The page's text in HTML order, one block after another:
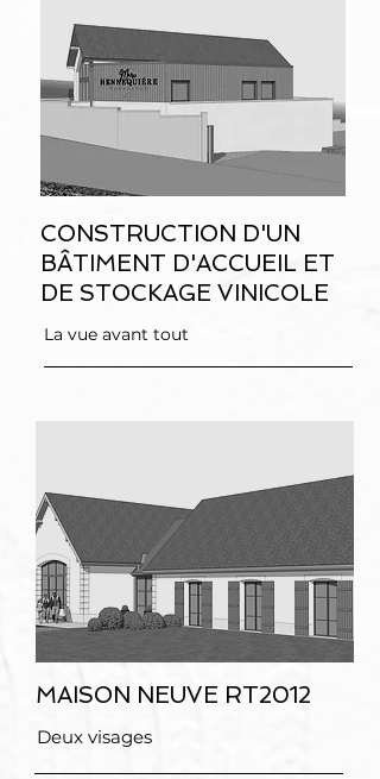
CONSTRUCTION D'UN
BÂTIMENT D'ACCUEIL ET
DE STOCKAGE VINICOLE
La vue avant tout
MAISON NEUVE RT2012
Deux visages